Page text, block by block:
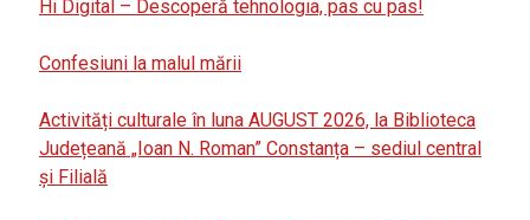
Hi Digital – Descoperă tehnologia, pas cu pas!
Confesiuni la malul mării
Activități culturale în luna AUGUST 2026, la Biblioteca
Județeană „Ioan N. Roman” Constanța – sediul central
și Filială